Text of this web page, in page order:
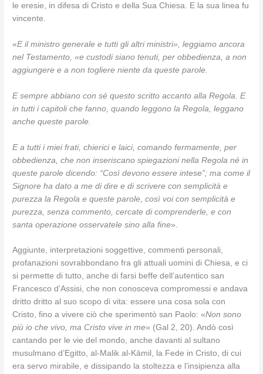
le eresie, in difesa di Cristo e della Sua Chiesa. E la sua linea fu
vincente.
«E il ministro generale e tutti gli altri ministri», leggiamo ancora
nel Testamento, «e custodi siano tenuti, per obbedienza, a non
aggiungere e a non togliere niente da queste parole.
E sempre abbiano con sé questo scritto accanto alla Regola. E
in tutti i capitoli che fanno, quando leggono la Regola, leggano
anche queste parole.
E a tutti i miei frati, chierici e laici, comando fermamente, per
obbedienza, che non inseriscano spiegazioni nella Regola né in
queste parole dicendo: “Così devono essere intese”; ma come il
Signore ha dato a me di dire e di scrivere con semplicità e
purezza la Regola e queste parole, così voi con semplicità e
purezza, senza commento, cercate di comprenderle, e con
santa operazione osservatele sino alla fine».
Aggiunte, interpretazioni soggettive, commenti personali,
profanazioni sovrabbondano fra gli attuali uomini di Chiesa, e ci
si permette di tutto, anche di farsi beffe dell’autentico san
Francesco d’Assisi, che non conosceva compromessi e andava
dritto dritto al suo scopo di vita: essere una cosa sola con
Cristo, fino a vivere ciò che sperimentò san Paolo: «Non sono
più io che vivo, ma Cristo vive in me» (Gal 2, 20). Andò così
cantando per le vie del mondo, anche davanti al sultano
musulmano d’Egitto, al-Malik al-Kāmil, la Fede in Cristo, di cui
era servo mirabile, e dissipando la stoltezza e l’insipienza alla